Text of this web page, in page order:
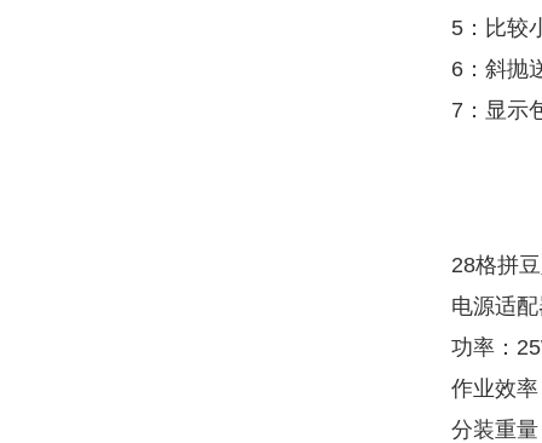
5：比较
6：斜抛
7：显示
28格拼
电源适
功率：
作业效
分装重